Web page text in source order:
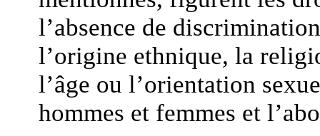
l’absence de
l’origine ethnique, la
l’âge ou l’orientation
hommes et femmes et